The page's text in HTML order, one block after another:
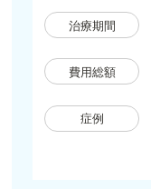
治療期間
費用総額
症例